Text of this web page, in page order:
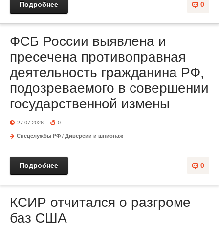
0
Подробнее
ФСБ России выявлена и
пресечена противоправная
деятельность гражданина РФ,
подозреваемого в совершении
государственной измены
27.07.2026 0
Спецслужбы РФ / Диверсии и шпионаж
0
Подробнее
КСИР отчитался о разгроме
баз США